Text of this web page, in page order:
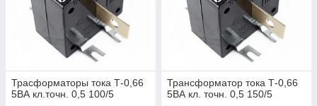
Трасформаторы тока Т-0,66
5ВА кл.точн. 0,5 100/5
Трансформатор тока Т-0,66
5ВА кл. точн. 0,5 150/5